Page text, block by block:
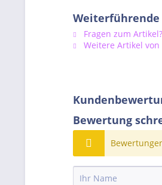
Weiterführende
Fragen zum Artikel?
Weitere Artikel von
Bewertung